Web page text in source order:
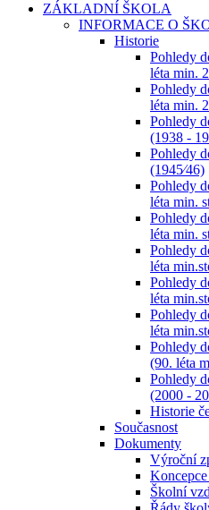
ZÁKLADNÍ ŠKOLA
INFORMACE O
Historie
Pohledy
léta min.
Pohledy
léta min.
Pohledy
(1938 -
Pohledy
(1945⁄46)
Pohledy
léta min.
Pohledy
léta min.
Pohledy
léta
Pohledy
léta
Pohledy
léta
Pohledy
(90. léta
Pohledy
(2000 -
Historie
Současnost
Dokumenty
Výroční
Školní